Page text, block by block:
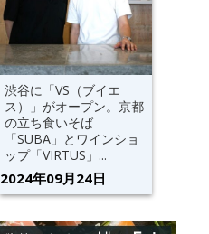
渋谷に「VS（ブイエ
ス）」がオープン。京都
の立ち食いそば
「SUBA」とワインショ
ップ「VIRTUS」...
2024年09月24日